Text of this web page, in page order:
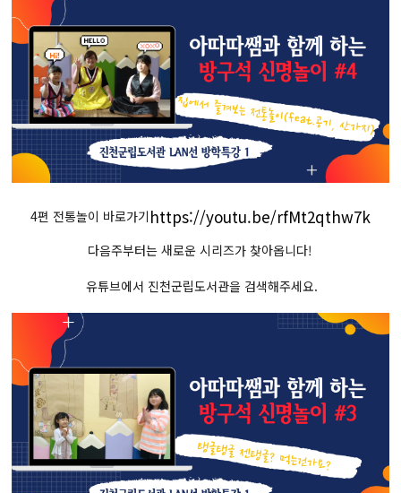
4편 전통놀이 바로가기 https://youtu.be/rfMt2qthw7k
다음주부터는 새로운 시리즈가 찾아옵니다!
유튜브에서 진천군립도서관을 검색해주세요.